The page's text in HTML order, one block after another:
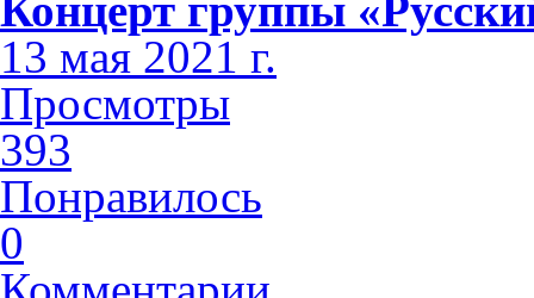
13 мая 2021 г.
Просмотры
393
Понравилось
0